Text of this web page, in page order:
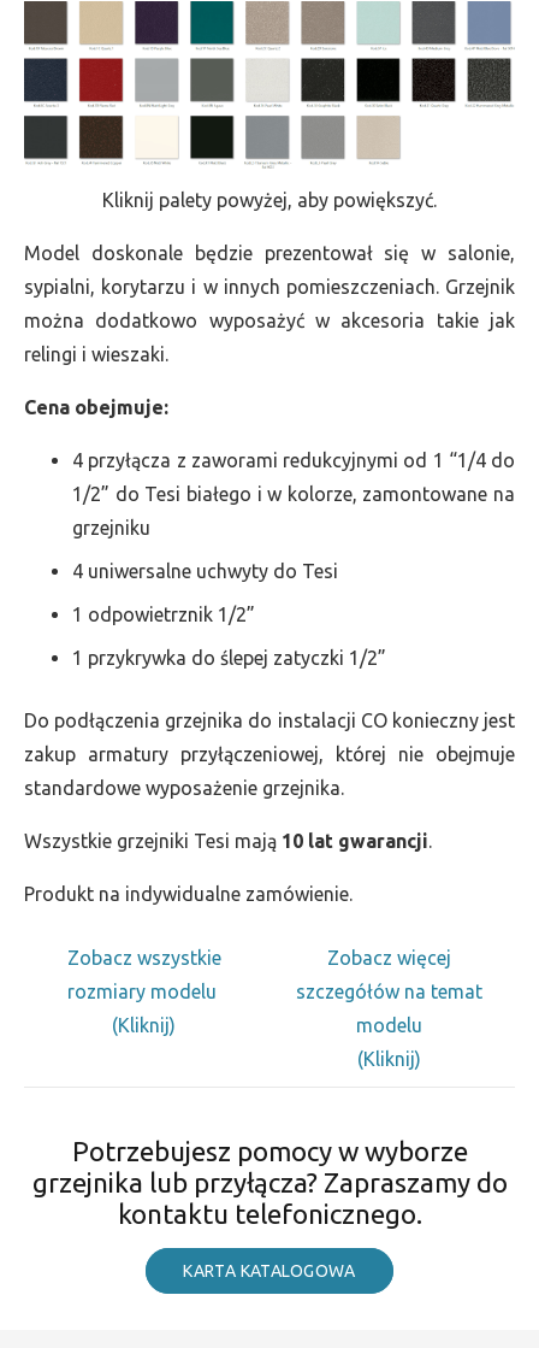
Kliknij palety powyżej, aby powiększyć.
Model doskonale będzie prezentował się w salonie,
sypialni, korytarzu i w innych pomieszczeniach. Grzejnik
można dodatkowo wyposażyć w akcesoria takie jak
relingi i wieszaki.
Cena obejmuje:
4 przyłącza z zaworami redukcyjnymi od 1 “1/4 do
1/2” do Tesi białego i w kolorze, zamontowane na
grzejniku
4 uniwersalne uchwyty do Tesi
1 odpowietrznik 1/2”
1 przykrywka do ślepej zatyczki 1/2”
Do podłączenia grzejnika do instalacji CO konieczny jest
zakup armatury przyłączeniowej, której nie obejmuje
standardowe wyposażenie grzejnika.
Wszystkie grzejniki Tesi mają 10 lat gwarancji.
Produkt na indywidualne zamówienie.
Zobacz wszystkie
rozmiary modelu
(Kliknij)
Zobacz więcej
szczegółów na temat
modelu
(Kliknij)
Potrzebujesz pomocy w wyborze
grzejnika lub przyłącza? Zapraszamy do
kontaktu telefonicznego.
KARTA KATALOGOWA